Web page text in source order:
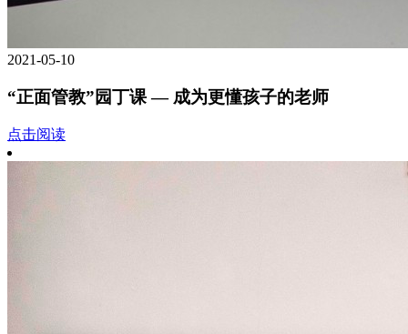
2021-05-10
“正面管教”园丁课 — 成为更懂孩子的老师
点击阅读